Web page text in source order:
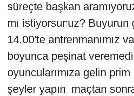
süreçte başkan
mı istiyorsunuz? Buyurun
14.00'te antrenmanımız
boyunca peşinat
oyuncularımıza gelin prim
şeyler yapın, maçtan